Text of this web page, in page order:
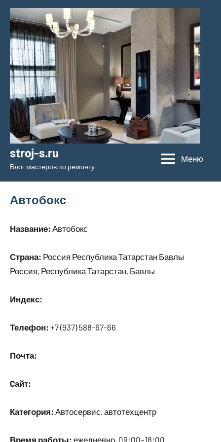
Перейти
содержимому
stroj-s.ru
Блог мастеров по ремонту
Меню
Автобокс
Название: Автобокс
Страна: Россия Республика Татарстан Бавлы
Россия, Республика Татарстан, Бавлы
Индекс:
Телефон: +7 (937) 588-67-66
Почта:
Cайт:
Категория: Автосервис, автотехцентр
Время работы: ежедневно, 09:00–18:00